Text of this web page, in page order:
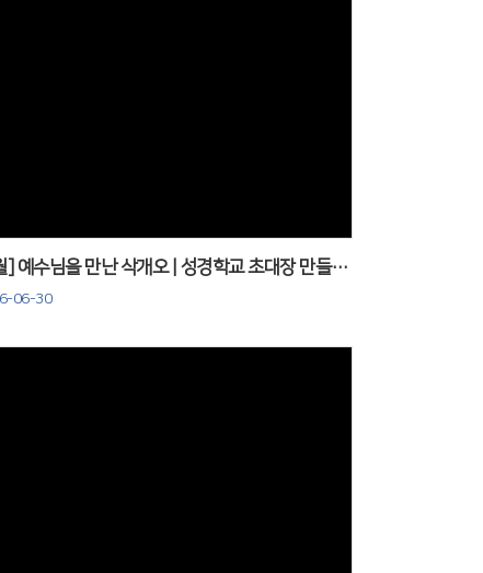
[6월] 예수님을 만난 삭개오 | 성경학교 초대장 만들기_0628
06-30